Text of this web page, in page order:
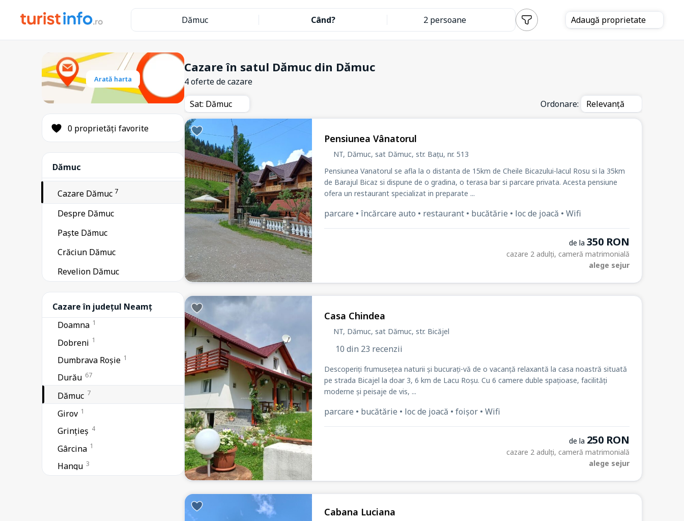
Dămuc Când? 2 persoane Adaugă proprietate
Arată harta
0 proprietăți favorite
Dămuc
Cazare Dămuc 7
Despre Dămuc
Paște Dămuc
Crăciun Dămuc
Revelion Dămuc
Cazare în județul Neamț
17
Alexandru cel Bun
Bicaz 5
Bicaz-Chei 14
Bicazu Ardelean
Borca 1
Bălțătești
Ceahlău 34
Doamna 1
Dobreni 1
Dumbrava Roșie 1
Durău 67
Dămuc 7
Girov 1
Grințieș 4
Gârcina 1
Hangu 3
Cazare în satul Dămuc din Dămuc
4 oferte de cazare
Sat: Dămuc
Ordonare: Relevanță
Pensiunea Vânatorul
NT, Dămuc, sat Dămuc, str. Bațu, nr. 513
Pensiunea Vanatorul se afla la o distanta de 15km de Cheile Bicazului-lacul Rosu si la 35km
de Barajul Bicaz si dispune de o gradina, o terasa bar si parcare privata. Acesta pensiune
ofera un restaurant specializat in preparate ...
parcare • încărcare auto • restaurant • bucătărie • loc de joacă • Wifi
de la 350 RON
cazare 2 adulți, cameră matrimonială
alege sejur
Casa Chindea
NT, Dămuc, sat Dămuc, str. Bicăjel
10 din 23 recenzii
Descoperiți frumusețea naturii și bucurați-vă de o vacanță relaxantă la casa noastră situată
pe strada Bicajel la doar 3, 6 km de Lacu Roșu. Cu 6 camere duble spațioase, facilități
moderne și peisaje de vis, ...
parcare • bucătărie • loc de joacă • foișor • Wifi
de la 250 RON
cazare 2 adulți, cameră matrimonială
alege sejur
Cabana Luciana